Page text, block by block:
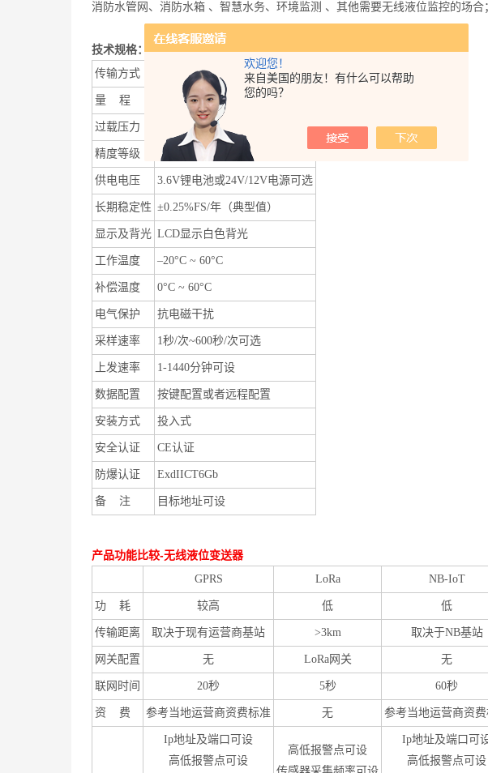
欢迎您！
来自美国的朋友！有什么可以帮助
您的吗？
消防水管网、消防水箱 、 智慧水务、 环境监测 、其他需要无线液位监控的场合
技术规格：
传输方式 GPRS, LoRa, NB-IoT, ZigBee
量 程 0-1...2...5...10...100m液位
过载压力
精度等级 0.5 , 0.25 级
供电电压 3.6V锂电池或24V/12V电源可选
长期稳定性 ±0.25%FS/年（典型值）
显示及背光 LCD显示白色背光
工作温度 –20°C ~ 60°C
补偿温度 0°C ~ 60°C
电气保护 抗电磁干扰
采样速率 1秒/次~600秒/次可选
上发速率 1-1440分钟可设
数据配置 按键配置或者远程配置
安装方式 投入式
安全认证 CE认证
防爆认证 ExdIICT6Gb
备 注 目标地址可设
产品功能比较-无线液位变送器
GPRS LoRa NB-IoT
功 耗 较高 低 低
传输距离 取决于现有运营商基站 >3km 取决于NB基站
网关配置 无 LoRa网关 无
联网时间 20秒 5秒 60秒
资 费 参考当地运营商资费标准 无 参考当地运营商资
Ip地址及端口可设
高低报警点可设
高低报警点可设
Ip地址及端口可
高低报警点可设